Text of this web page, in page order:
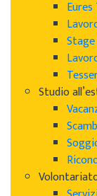
Studio